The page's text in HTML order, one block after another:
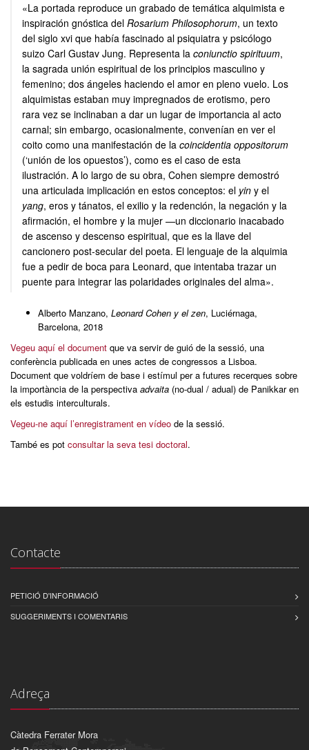
«La portada reproduce un grabado de temática alquimista e
inspiración gnóstica del Rosarium Philosophorum, un texto
del siglo xvi que había fascinado al psiquiatra y psicólogo
suizo Carl Gustav Jung. Representa la coniunctio spirituum,
la sagrada unión espiritual de los principios masculino y
femenino; dos ángeles haciendo el amor en pleno vuelo. Los
alquimistas estaban muy impregnados de erotismo, pero
rara vez se inclinaban a dar un lugar de importancia al acto
carnal; sin embargo, ocasionalmente, convenían en ver el
coito como una manifestación de la coincidentia oppositorum
(‘unión de los opuestos’), como es el caso de esta
ilustración. A lo largo de su obra, Cohen siempre demostró
una articulada implicación en estos conceptos: el yin y el
yang, eros y tánatos, el exilio y la redención, la negación y la
afirmación, el hombre y la mujer —un diccionario inacabado
de ascenso y descenso espiritual, que es la llave del
cancionero post-secular del poeta. El lenguaje de la alquimia
fue a pedir de boca para Leonard, que intentaba trazar un
puente para integrar las polaridades originales del alma».
Alberto Manzano, Leonard Cohen y el zen, Luciérnaga,
Barcelona, 2018
Vegeu aquí el document que va servir de guió de la sessió, una
conferència publicada en unes actes de congressos a Lisboa.
Document que voldríem de base i estímul per a futures recerques sobre
la importància de la perspectiva advaita (no-dual / adual) de Panikkar en
els estudis interculturals.
Vegeu-ne aquí l’enregistrament en vídeo de la sessió.
També es pot consultar la seva tesi doctoral.
Contacte
PETICIÓ D'INFORMACIÓ
SUGGERIMENTS I COMENTARIS
Adreça
Càtedra Ferrater Mora